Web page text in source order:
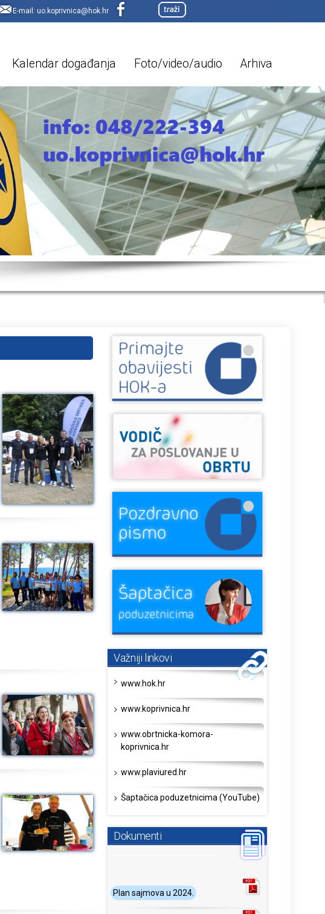
E-mail: uo.koprivnica@hok.hr
Kalendar događanja Foto/video/audio Arhiva
Važniji linkovi
www.hok.hr
www.koprivnica.hr
www.obrtnicka-komora-
koprivnica.hr
www.plaviured.hr
Šaptačica poduzetnicima (YouTube)
Dokumenti
Plan sajmova u 2024.